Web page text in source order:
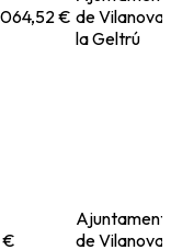
€ de Vilanova i
la Geltrú
€
Ajuntament
de Vilanova i